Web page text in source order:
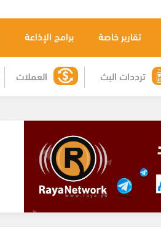
تقارير خاصة برامج الإذاعة
العملات ترددات البث